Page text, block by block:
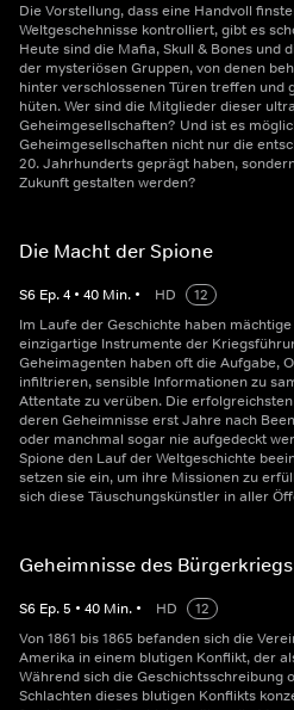
Die Vorstellung, dass eine Handvoll
Weltgeschehnisse kontrolliert, gibt es
Heute sind die Mafia, Skull & Bones und
der mysteriösen Gruppen, von denen
hinter verschlossenen Türen treffen und
hüten. Wer sind die Mitglieder dieser
Geheimgesellschaften? Und ist es
Geheimgesellschaften nicht nur die
20. Jahrhunderts geprägt haben,
Zukunft gestalten werden?
Die Macht der Spione
S6 Ep.4 • 40 Min. • HD
12
Im Laufe der Geschichte haben
einzigartige Instrumente der
Geheimagenten haben oft die Aufgabe,
infiltrieren, sensible Informationen zu
Attentate zu verüben. Die
deren Geheimnisse erst Jahre nach
oder manchmal sogar nie aufgedeckt
Spione den Lauf der Weltgeschichte
setzen sie ein, um ihre Missionen zu
sich diese Täuschungskünstler in aller
Geheimnisse des Bürgerkriegs
S6 Ep.5 • 40 Min. • HD
12
Von 1861 bis 1865 befanden sich die
Amerika in einem blutigen Konflikt, der
Während sich die Geschichtsschreibung
Schlachten dieses blutigen Konflikts